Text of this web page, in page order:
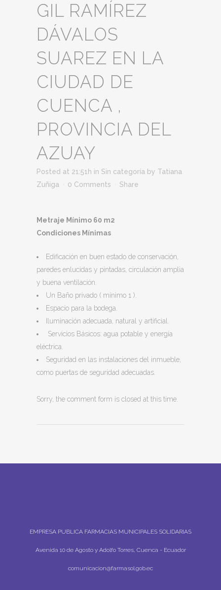
GIL RAMÍREZ
DÁVALOS
SUAREZ EN LA
CIUDAD DE
CUENCA ,
PROVINCIA DEL
AZUAY
Posted at 21:51h in Sin categoría by Tatiana
Zuñiga
0 Comments Share
Metraje Mínimo 60 m2
Condiciones Mínimas
Edificación en buen estado de conservación,
paredes enlucidas y pintadas, circulación amplia
y buena ventilación.
Un Baño privado ( mínimo 1 ).
Espacio para la bodega.
Iluminación adecuada, natural y artificial.
Servicios Básicos: agua potable y energía
eléctrica.
Seguridad en las instalaciones del inmueble,
como puertas de seguridad adecuadas.
Sorry, the comment form is closed at this time.
EMPRESA PUBLICA FARMACIAS MUNICIPALES SOLIDARIAS
Avenida 10 de Agosto y Adolfo Torres, Cuenca - Ecuador
comunicacion@farmasol.gob.ec